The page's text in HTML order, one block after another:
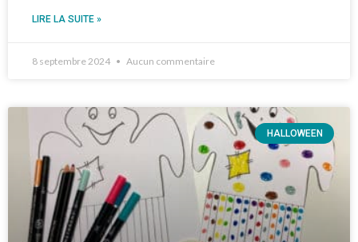
LIRE LA SUITE »
8 septembre 2024 Aucun commentaire
HALLOWEEN